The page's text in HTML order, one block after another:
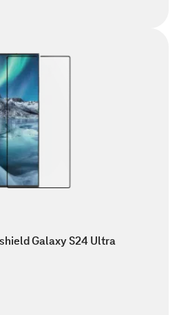
Galaxy S24 Ultra